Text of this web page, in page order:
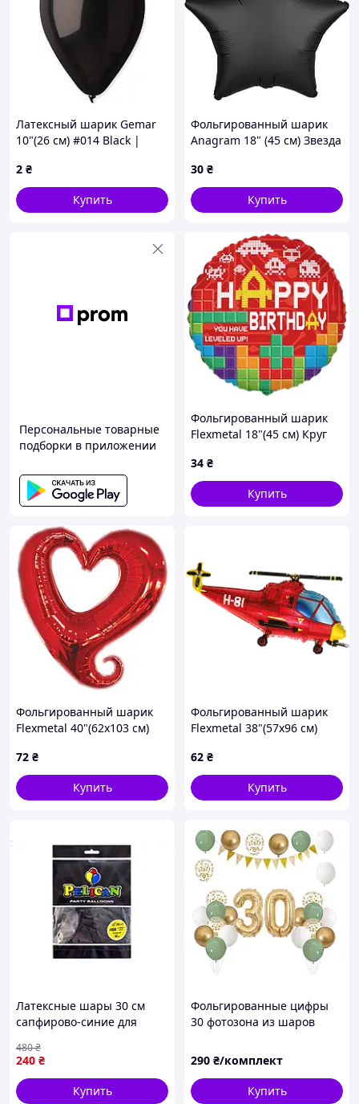
Латексный шарик Gemar
10"(26 см) #014 Black |
2 ₴
Купить
Фольгированный шарик
Anagram 18" (45 см) Звезда
30 ₴
Купить
Персональные товарные
подборки в приложении
Фольгированный шарик
Flexmetal 18"(45 см) Круг
кубики
34 ₴
Купить
Фольгированный шарик
Flexmetal 40"(62х103 см)
72 ₴
Купить
Фольгированный шарик
Flexmetal 38"(57х96 см)
62 ₴
Купить
Латексные шары 30 см
сапфирово-синие для
штук в упаковке
240 ₴
480₴
Купить
Фольгированные цифры
30 фотозона из шаров
гирляндой
290 ₴/комплект
Купить